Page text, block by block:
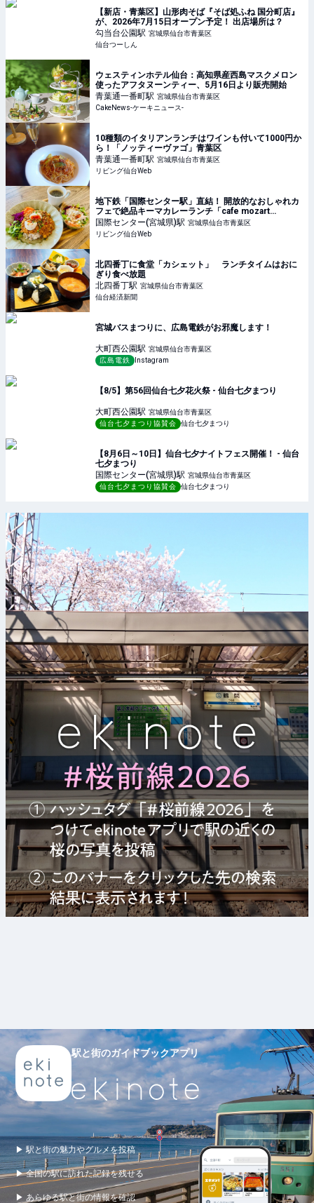
【新店・青葉区】山形肉そば『そば処ふね 国分町店』
が、2026年7月15日オープン予定！ 出店場所は？
勾当台公園駅 宮城県仙台市青葉区
仙台つーしん
ウェスティンホテル仙台：高知県産西島マスクメロン
使ったアフタヌーンティー、5月16日より販売開始
青葉通一番町駅 宮城県仙台市青葉区
CakeNews-ケーキニュース-
10種類のイタリアンランチはワインも付いて1000円か
ら！「ノッティーヴァゴ」青葉区
青葉通一番町駅 宮城県仙台市青葉区
リビング仙台Web
地下鉄「国際センター駅」直結！ 開放的なおしゃれカ
フェで絶品キーマカレーランチ「cafe mozart
Metro」（カフェモーツァルト メトロ）
国際センター(宮城県)駅 宮城県仙台市青葉区
リビング仙台Web
北四番丁に食堂「カシェット」 ランチタイムはおに
ぎり食べ放題
北四番丁駅 宮城県仙台市青葉区
仙台経済新聞
宮城バスまつりに、広島電鉄がお邪魔します！
大町西公園駅 宮城県仙台市青葉区
広島電鉄
Instagram
【8/5】第56回仙台七夕花火祭 - 仙台七夕まつり
大町西公園駅 宮城県仙台市青葉区
仙台七夕まつり協賛会
仙台七夕まつり
【8月6日～10日】仙台七夕ナイトフェス開催！ - 仙台
七夕まつり
国際センター(宮城県)駅 宮城県仙台市青葉区
仙台七夕まつり協賛会
仙台七夕まつり
駅と街のガイドブックアプリ
▶ 駅と街の魅力やグルメを投稿
▶ 全国の駅に訪れた記録を残せる
▶ あらゆる駅と街の情報を確認